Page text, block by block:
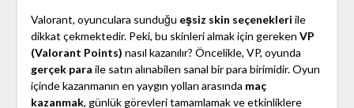
Valorant, oyunculara sunduğu eşsiz skin seçenekleri ile
dikkat çekmektedir. Peki, bu skinleri almak için gereken VP
(Valorant Points) nasıl kazanılır? Öncelikle, VP, oyunda
gerçek para ile satın alınabilen sanal bir para birimidir. Oyun
içinde kazanmanın en yaygın yolları arasında maç
kazanmak, günlük görevleri tamamlamak ve etkinliklere